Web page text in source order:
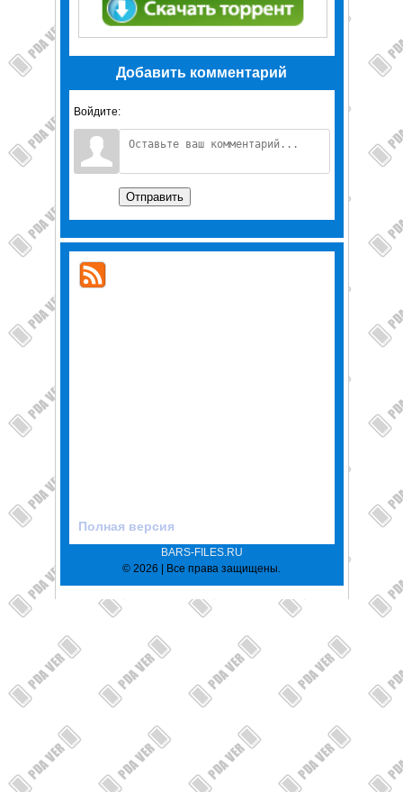
Добавить комментарий
Войдите:
Отправить
Полная версия
BARS-FILES.RU
© 2026 | Все права защищены.